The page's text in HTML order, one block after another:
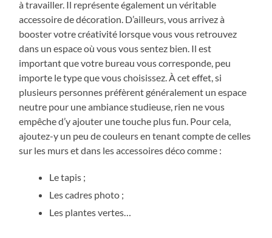
à travailler. Il représente également un véritable
accessoire de décoration. D’ailleurs, vous arrivez à
booster votre créativité lorsque vous vous retrouvez
dans un espace où vous vous sentez bien. Il est
important que votre bureau vous corresponde, peu
importe le type que vous choisissez. À cet effet, si
plusieurs personnes préfèrent généralement un espace
neutre pour une ambiance studieuse, rien ne vous
empêche d’y ajouter une touche plus fun. Pour cela,
ajoutez-y un peu de couleurs en tenant compte de celles
sur les murs et dans les accessoires déco comme :
Le tapis ;
Les cadres photo ;
Les plantes vertes…